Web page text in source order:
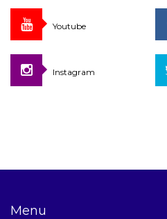
Youtube
Instagram
Menu